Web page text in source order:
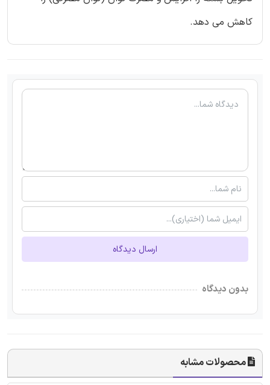
کاهش می دهد.
ارسال دیدگاه
بدون دیدگاه
محصولات مشابه